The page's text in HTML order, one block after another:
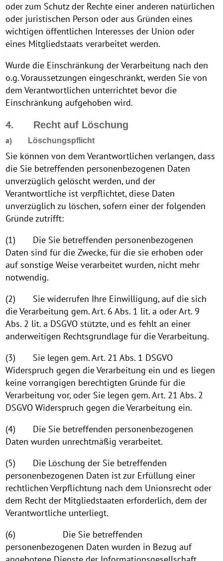
oder zum Schutz der Rechte einer anderen natürlichen
oder juristischen Person oder aus Gründen eines
wichtigen öffentlichen Interesses der Union oder
eines Mitgliedstaats verarbeitet werden.
Wurde die Einschränkung der Verarbeitung nach den
o.g. Voraussetzungen eingeschränkt, werden Sie von
dem Verantwortlichen unterrichtet bevor die
Einschränkung aufgehoben wird.
4. Recht auf Löschung
a) Löschungspflicht
Sie können von dem Verantwortlichen verlangen, dass
die Sie betreffenden personenbezogenen Daten
unverzüglich gelöscht werden, und der
Verantwortliche ist verpflichtet, diese Daten
unverzüglich zu löschen, sofern einer der folgenden
Gründe zutrifft:
(1) Die Sie betreffenden personenbezogenen
Daten sind für die Zwecke, für die sie erhoben oder
auf sonstige Weise verarbeitet wurden, nicht mehr
notwendig.
(2) Sie widerrufen Ihre Einwilligung, auf die sich
die Verarbeitung gem. Art. 6 Abs. 1 lit. a oder Art. 9
Abs. 2 lit. a DSGVO stützte, und es fehlt an einer
anderweitigen Rechtsgrundlage für die Verarbeitung.
(3) Sie legen gem. Art. 21 Abs. 1 DSGVO
Widerspruch gegen die Verarbeitung ein und es liegen
keine vorrangigen berechtigten Gründe für die
Verarbeitung vor, oder Sie legen gem. Art. 21 Abs. 2
DSGVO Widerspruch gegen die Verarbeitung ein.
(4) Die Sie betreffenden personenbezogenen
Daten wurden unrechtmäßig verarbeitet.
(5) Die Löschung der Sie betreffenden
personenbezogenen Daten ist zur Erfüllung einer
rechtlichen Verpflichtung nach dem Unionsrecht oder
dem Recht der Mitgliedstaaten erforderlich, dem der
Verantwortliche unterliegt.
(6) Die Sie betreffenden
personenbezogenen Daten wurden in Bezug auf